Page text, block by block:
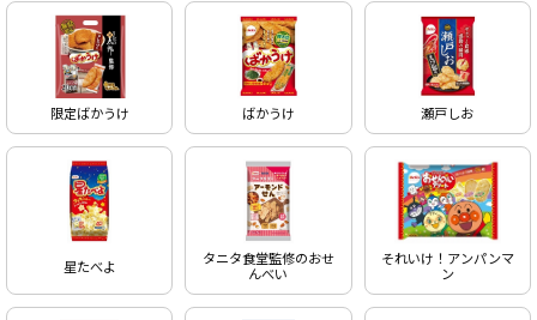
限定ばかうけ ばかうけ 瀬戸しお
星たべよ
タニタ食堂監修のおせ
んべい
それいけ！アンパンマ
ン